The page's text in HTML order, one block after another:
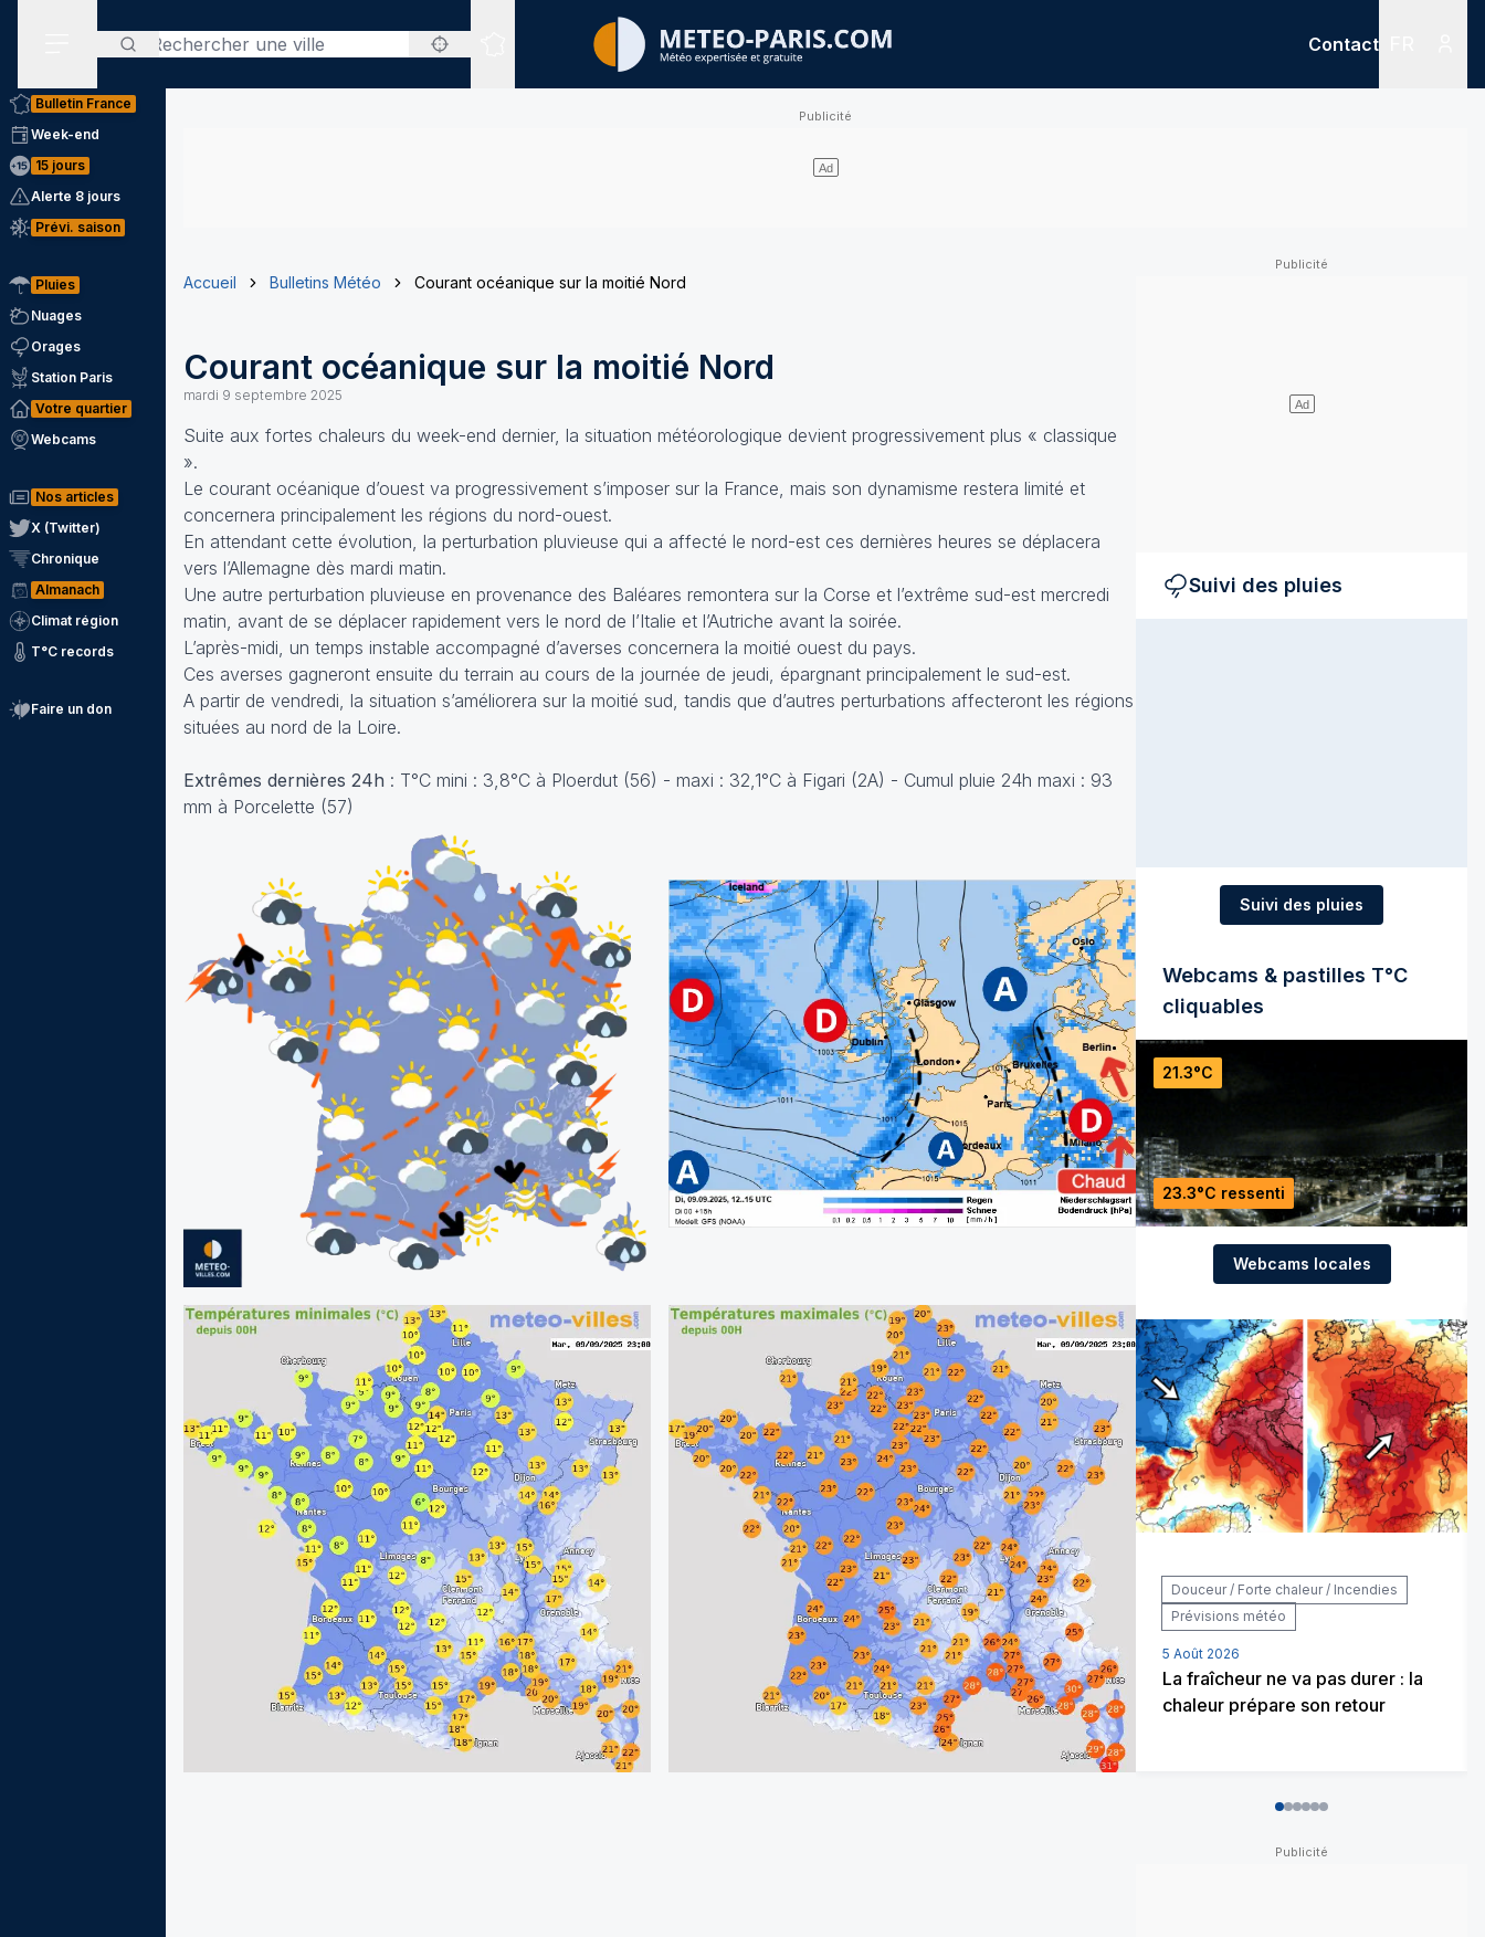
Rechercher
Sites expertisés
Contact
Bulletin France
Week-end
15 jours
Alerte 8 jours
Prévi. saison
Pluies
Nuages
Orages
Station Paris
Votre quartier
Webcams
Nos articles
X (Twitter)
Chronique
Almanach
Climat région
T°C records
Faire un don
Accueil Bulletins Météo Courant océanique sur la moitié Nord
Courant océanique sur la moitié Nord
mardi 9 septembre 2025
Suite aux fortes chaleurs du week-end dernier, la situation météorologique devient progressivement plus « classique
».
Le courant océanique d’ouest va progressivement s’imposer sur la France, mais son dynamisme restera limité et
concernera principalement les régions du nord-ouest.
En attendant cette évolution, la perturbation pluvieuse qui a affecté le nord-est ces dernières heures se déplacera
vers l’Allemagne dès mardi matin.
Une autre perturbation pluvieuse en provenance des Baléares remontera sur la Corse et l’extrême sud-est mercredi
matin, avant de se déplacer rapidement vers le nord de l’Italie et l’Autriche avant la soirée.
L’après-midi, un temps instable accompagné d’averses concernera la moitié ouest du pays.
Ces averses gagneront ensuite du terrain au cours de la journée de jeudi, épargnant principalement le sud-est.
A partir de vendredi, la situation s’améliorera sur la moitié sud, tandis que d’autres perturbations affecteront les régions
situées au nord de la Loire.
Extrêmes dernières 24h : T°C mini : 3,8°C à Ploerdut (56) - maxi : 32,1°C à Figari (2A) - Cumul pluie 24h maxi : 93
mm à Porcelette (57)
Suivi des pluies
Suivi des pluies
Webcams & pastilles T°C
cliquables
21.3°C
23.3°C ressenti
Webcams locales
Douceur / Forte chaleur / Incendies
Prévisions météo
5 Août 2026
La fraîcheur ne va pas durer : la
chaleur prépare son retour
012345